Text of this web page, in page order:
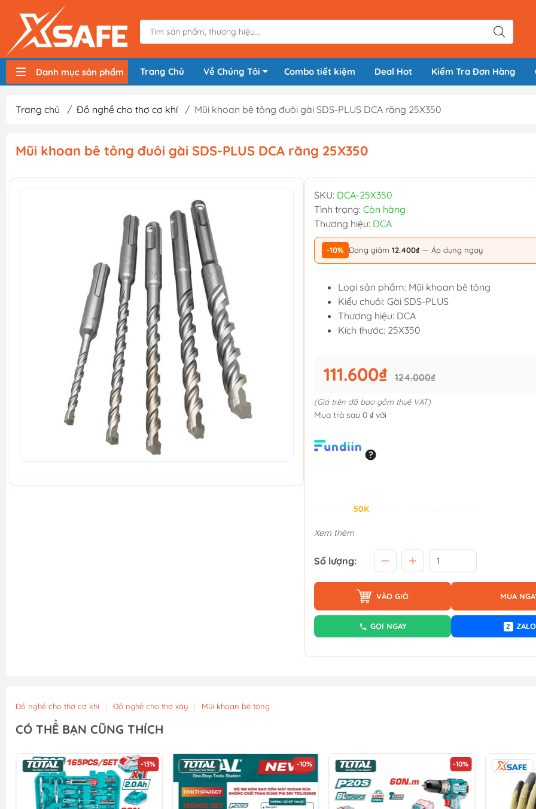
Danh mục sản phẩm Trang Chủ Về Chúng Tôi Combo tiết kiệm Deal Hot Kiểm Tra Đơn Hàng
Trang chủ / Đồ nghề cho thợ cơ khí / Mũi khoan bê tông đuôi gài SDS-PLUS DCA răng 25X350
Mũi khoan bê tông đuôi gài SDS-PLUS DCA răng 25X350
SKU: DCA-25X350
Tình trạng: Còn hàng
Thương hiệu: DCA
-10% Đang giảm 12.400₫ — Áp dụng ngay
Loại sản phẩm: Mũi khoan bê tông
Kiểu chuôi: Gài SDS-PLUS
Thương hiệu: DCA
Kích thước: 25X350
111.600₫ 124.000₫
(Giá trên đã bao gồm thuế VAT)
Mua trả sau 0 ₫ với
50K
Xem thêm
Số lượng:
VÀO GIỎ MUA
GỌI NGAY Z ZALO
Đồ nghề cho thợ cơ khí | Đồ nghề cho thợ xây | Mũi khoan bê tông
CÓ THỂ BẠN CŨNG THÍCH
-13% -10% -10%